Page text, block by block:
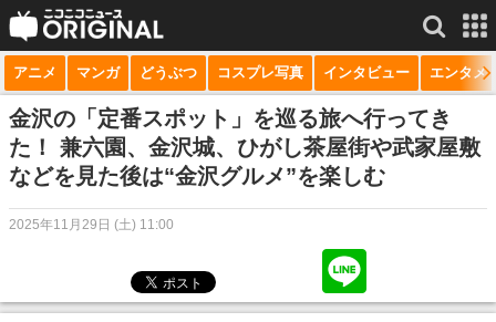
サービス一覧 もっと見る
niconico
動画
生放送
アニメ マンガ どうぶつ コスプレ写真 インタビュー エンタメ
金沢の「定番スポット」を巡る旅へ行ってき
た！ 兼六園、金沢城、ひがし茶屋街や武家屋敷
などを見た後は“金沢グルメ”を楽しむ
2025年11月29日 (土) 11:00